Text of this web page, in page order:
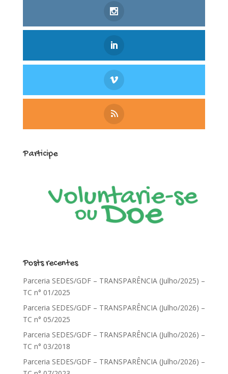
Participe
Posts recentes
Parceria SEDES/GDF – TRANSPARÊNCIA (Julho/2025) –
TC n° 01/2025
Parceria SEDES/GDF – TRANSPARÊNCIA (Julho/2026) –
TC n° 05/2025
Parceria SEDES/GDF – TRANSPARÊNCIA (Julho/2026) –
TC n° 03/2018
Parceria SEDES/GDF – TRANSPARÊNCIA (Julho/2026) –